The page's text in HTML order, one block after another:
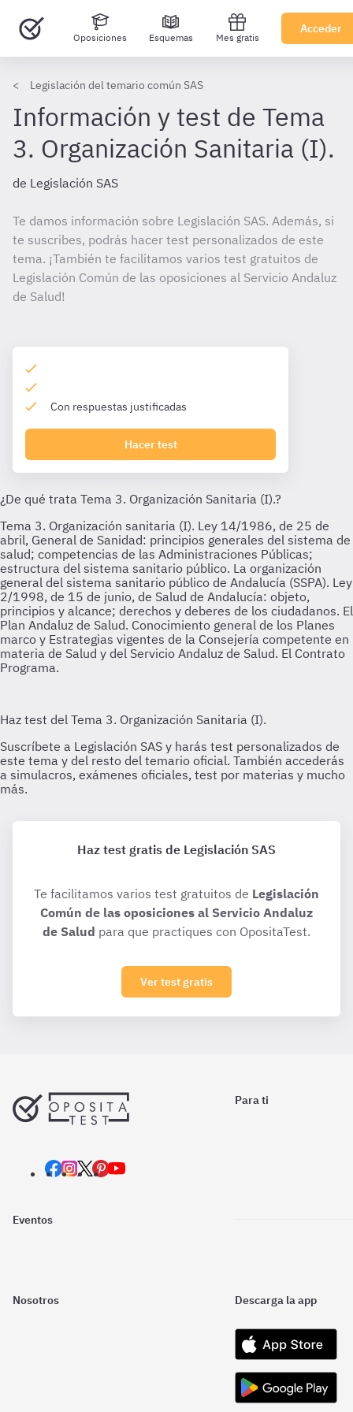
Oposiciones Esquemas Mes gratis
Acceder
Legislación del temario común SAS
Información y test de Tema
3. Organización Sanitaria (I).
de Legislación SAS
Te damos información sobre Legislación SAS. Además, si
te suscribes, podrás hacer test personalizados de este
tema. ¡También te facilitamos varios test gratuitos de
Legislación Común de las oposiciones al Servicio Andaluz
de Salud!
Con respuestas justificadas
Hacer test
Haz test gratis de Legislación SAS
Te facilitamos varios test gratuitos de Legislación
Común de las oposiciones al Servicio Andaluz
de Salud para que practiques con OpositaTest.
Ver test gratis
Para ti
Eventos
Nosotros Descarga la app